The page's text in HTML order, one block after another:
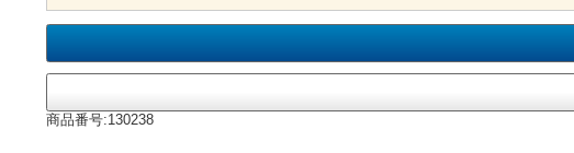
商品番号:130238